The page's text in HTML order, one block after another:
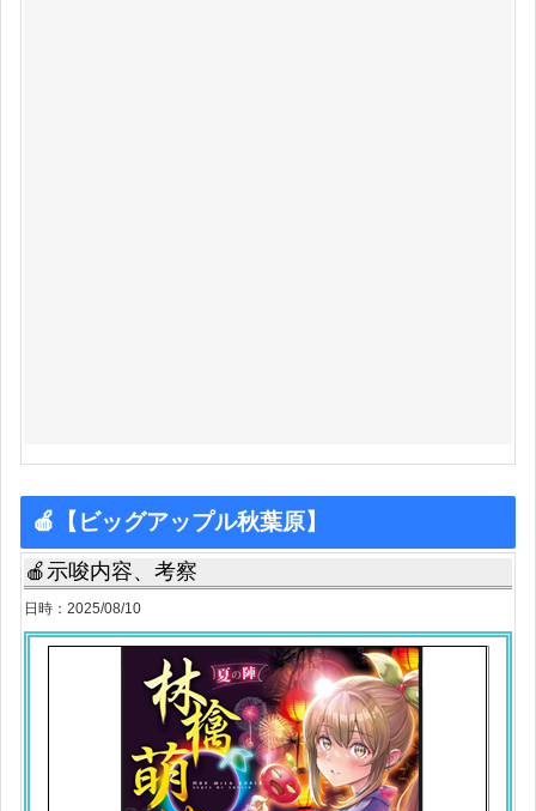
🍎【ビッグアップル秋葉原】
🍎示唆内容、考察
日時：2025/08/10